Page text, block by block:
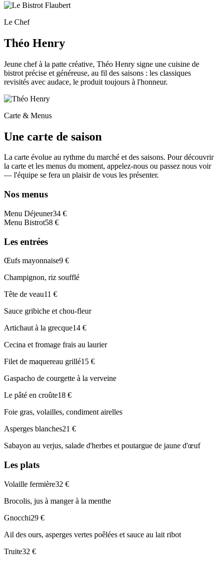
Le Chef
Théo Henry
Jeune chef à la patte créative, Théo Henry signe une cuisine de
bistrot précise et généreuse, au fil des saisons : les classiques
revisités avec audace, le produit toujours à l'honneur.
Carte & Menus
Une carte de saison
La carte évolue au rythme du marché et des saisons. Pour découvrir
la carte et les menus du moment, appelez-nous ou passez nous voir
— l'équipe se fera un plaisir de vous les présenter.
Nos menus
Menu Déjeuner34 €
Menu Bistrot58 €
Les entrées
Œufs mayonnaise9 €
Champignon, riz soufflé
Tête de veau11 €
Sauce gribiche et chou-fleur
Artichaut à la grecque14 €
Cecina et fromage frais au laurier
Filet de maquereau grillé15 €
Gaspacho de courgette à la verveine
Le pâté en croûte18 €
Foie gras, volailles, condiment airelles
Asperges blanches21 €
Sabayon au verjus, salade d'herbes et poutargue de jaune d'œuf
Les plats
Volaille fermière32 €
Brocolis, jus à manger à la menthe
Gnocchi29 €
Ail des ours, asperges vertes poêlées et sauce au lait ribot
Truite32 €